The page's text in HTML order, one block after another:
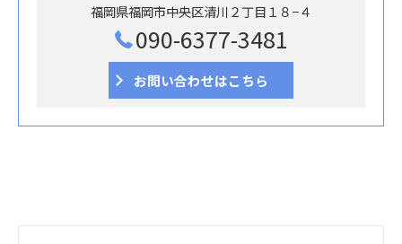
福岡県福岡市中央区清川２丁目１８−４
090-6377-3481
お問い合わせはこちら